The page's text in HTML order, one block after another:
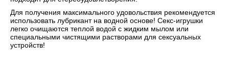
Для получения максимального удовольствия рекомендуется
использовать лубрикант на водной основе! Секс-игрушки
легко очищаются теплой водой с жидким мылом или
специальными чистящими растворами для сексуальных
устройств!